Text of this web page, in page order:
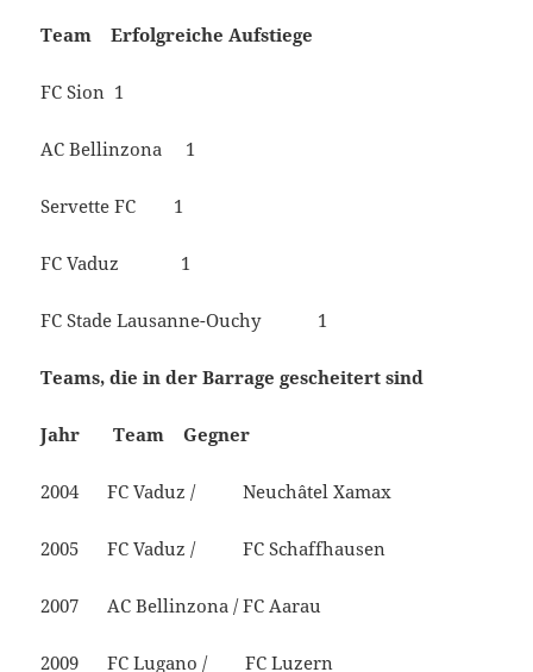
Team Erfolgreiche Aufstiege
FC Sion 1
AC Bellinzona 1
Servette FC 1
FC Vaduz 1
FC Stade Lausanne-Ouchy 1
Teams, die in der Barrage gescheitert sind
Jahr Team Gegner
2004 FC Vaduz / Neuchâtel Xamax
2005 FC Vaduz / FC Schaffhausen
2007 AC Bellinzona / FC Aarau
2009 FC Lugano / FC Luzern